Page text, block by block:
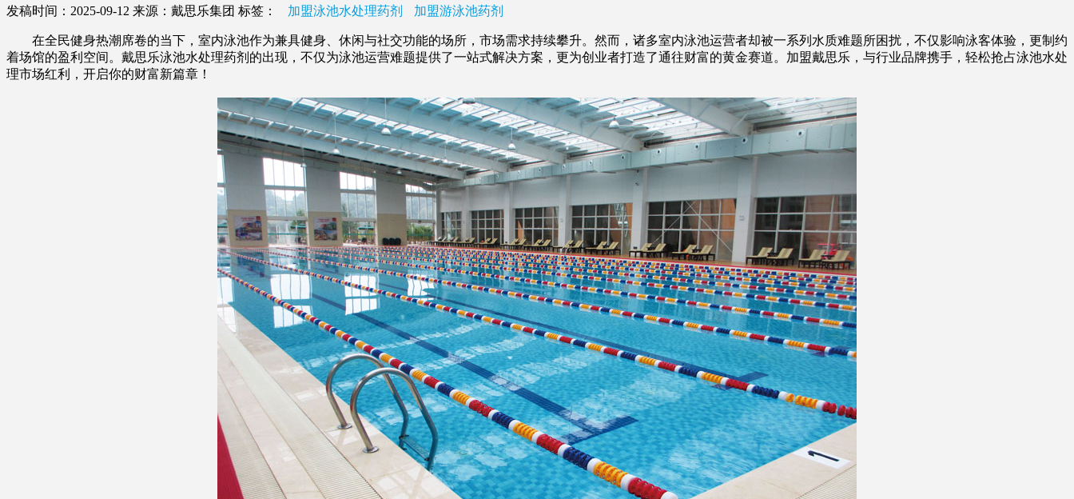
发稿时间：2025-09-12 来源：戴思乐集团 标签： 加盟泳池水处理药剂 加盟游泳池药剂
在全民健身热潮席卷的当下，室内泳池作为兼具健身、休闲与社交功能的场所，市场需求持续攀升。然而，诸多室内泳池运营者却被一系列水质难题所困扰，不仅影响泳客体验，更制约
着场馆的盈利空间。戴思乐泳池水处理药剂的出现，不仅为泳池运营难题提供了一站式解决方案，更为创业者打造了通往财富的黄金赛道。加盟戴思乐，与行业品牌携手，轻松抢占泳池水处
理市场红利，开启你的财富新篇章！